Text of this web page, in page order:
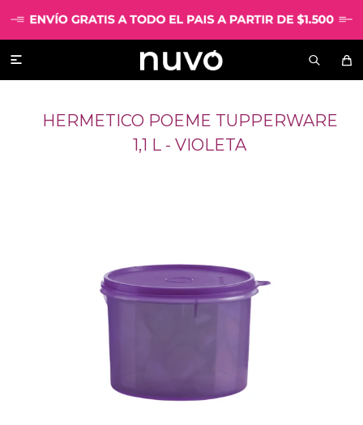

HERMETICO POEME TUPPERWARE
1,1 L - VIOLETA